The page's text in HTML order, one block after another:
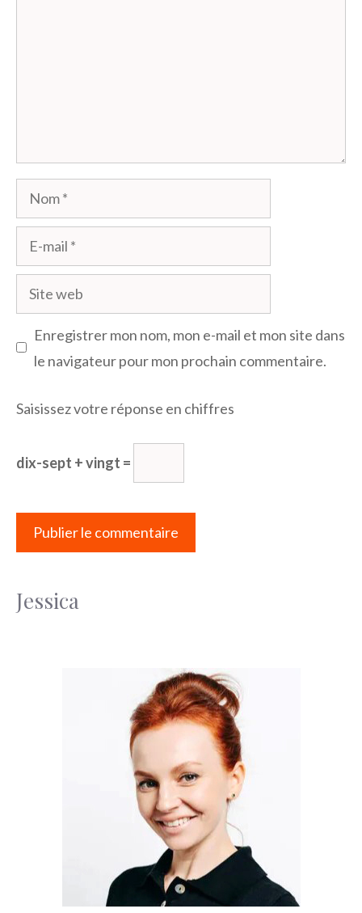
Nom
mail
Site
web
Enregistrer mon nom, mon e-mail et mon site dans
le navigateur pour mon prochain commentaire.
Saisissez votre réponse en chiffres
dix-sept + vingt =
Jessica